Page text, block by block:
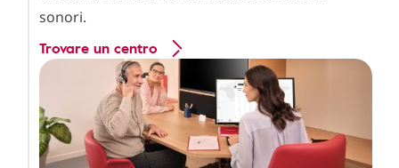
sonori.
Trovare un centro